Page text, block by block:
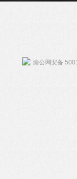
渝公网安备